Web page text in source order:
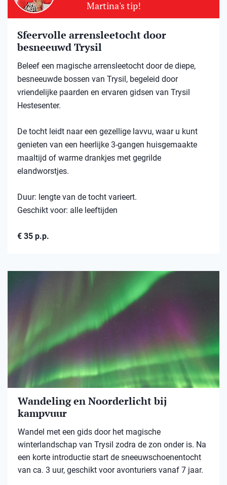
Martina's tip!
Sfeervolle arrensleetocht door
besneeuwd Trysil​
Beleef een magische arrensleetocht door de diepe,
besneeuwde bossen van Trysil, begeleid door
vriendelijke paarden en ervaren gidsen van Trysil
Hestesenter.
De tocht leidt naar een gezellige lavvu, waar u kunt
genieten van een heerlijke 3-gangen huisgemaakte
maaltijd of warme drankjes met gegrilde
elandworstjes.
Duur: lengte van de tocht varieert.
Geschikt voor: alle leeftijden
€ 35 p.p.
Wandeling en Noorderlicht bij
kampvuur
Wandel met een gids door het magische
winterlandschap van Trysil zodra de zon onder is. Na
een korte introductie start de sneeuwschoenentocht
van ca. 3 uur, geschikt voor avonturiers vanaf 7 jaar.